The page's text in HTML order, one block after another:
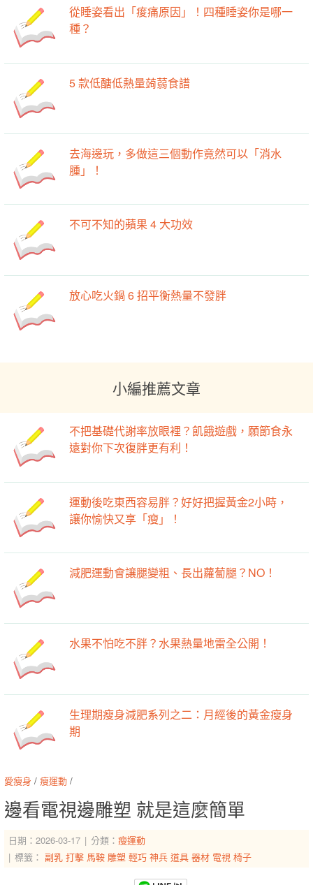
從睡姿看出「痠痛原因」！四種睡姿你是哪一
種？
5 款低醣低熱量蒟蒻食譜
去海邊玩，多做這三個動作竟然可以「消水
腫」！ ​
不可不知的蘋果 4 大功效
放心吃火鍋 6 招平衡熱量不發胖
小編推薦文章
不把基礎代謝率放眼裡？飢餓遊戲，願節食永
遠對你下次復胖更有利！
運動後吃東西容易胖？好好把握黃金2小時，
讓你愉快又享「瘦」！
減肥運動會讓腿變粗、長出蘿蔔腿？NO！
水果不怕吃不胖？水果熱量地雷全公開！
生理期瘦身減肥系列之二：月經後的黃金瘦身
期
愛瘦身 / 瘦運動 /
邊看電視邊雕塑 就是這麼簡單
日期：2026-03-17 分類： 瘦運動
標籤： 副乳 打擊 馬鞍 雕塑 輕巧 神兵 道具 器材 電視 椅子